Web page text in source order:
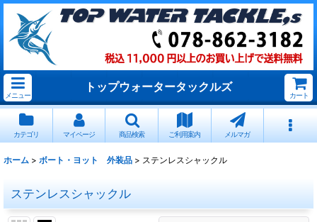
メニュー
トップウォータータックルズ
カート
カテゴリ マイページ 商品検索 ご利用案内 メルマガ
ホーム > ボート・ヨット 外装品 > ステンレスシャックル
ステンレスシャックル